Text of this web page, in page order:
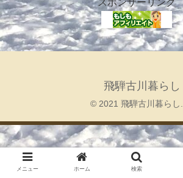
スポンサーリンク
飛騨古川暮らし
© 2021 飛騨古川暮らし.
メニュー ホーム 検索